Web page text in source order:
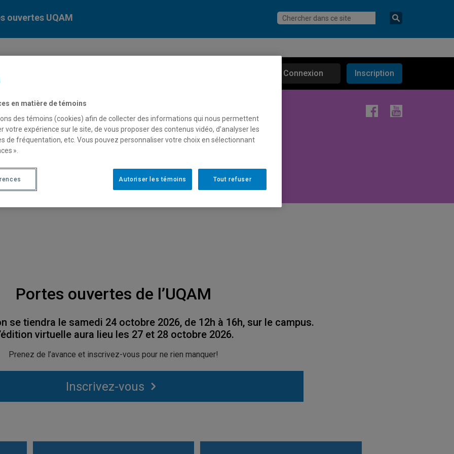
ouvertes UQAM
Connexion Inscription
Facebook
Instagram
YouTube
Portes
Portes ouvertes de l’UQAM
se tiendra le samedi 24 octobre 2026, de 12h à 16h, sur le campus.
virtuelle aura lieu les 27 et 28 octobre 2026.
Prenez de l’avance et inscrivez-vous pour ne rien manquer!
Inscrivez-vous
en matière de témoins
des témoins (cookies) afin de collecter des informations qui nous permettent
votre expérience sur le site, de vous proposer des contenus vidéo, d’analyser les
de fréquentation, etc. Vous pouvez personnaliser votre choix en sélectionnant
».
Tout refuser
Autoriser les témoins